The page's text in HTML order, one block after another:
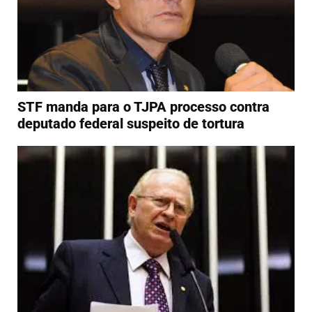
STF manda para o TJPA processo contra
deputado federal suspeito de tortura